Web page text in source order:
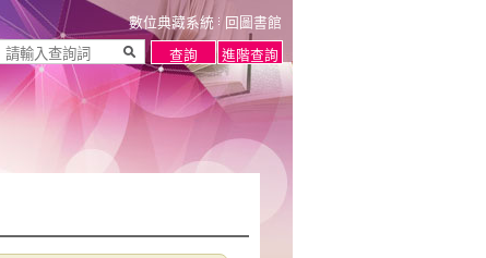
數位典藏系統 回圖書館